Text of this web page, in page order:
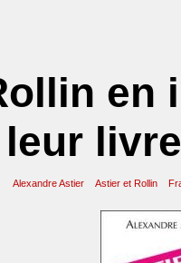
en
livre
Alexandre Astier Astier et Rollin